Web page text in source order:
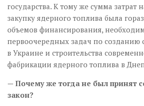
государства. К тому же сумма затрат
закупку ядерного топлива была
объемов финансирования,
первоочередных задач по созданию
в Украине и строительства
фабрикации ядерного топлива в
— Почему же тогда не был принят
закон?